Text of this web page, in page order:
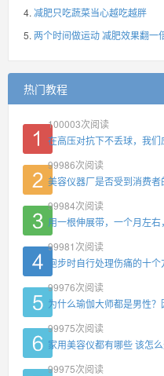
减肥只吃蔬菜当心越吃越胖
两个时间做运动 减肥效果翻一
热门教程
100003次阅读
在高压对抗下不丢球，我们
99986次阅读
美容仪器厂是否受到消费者
99984次阅读
用一根伸展带，一个月左
99981 次阅读
跑步时自行处理伤痛的十个
99976次阅读
为什么瑜伽大师都是男性
99975次阅读
家用美容仪都有哪些 该怎
99975次阅读